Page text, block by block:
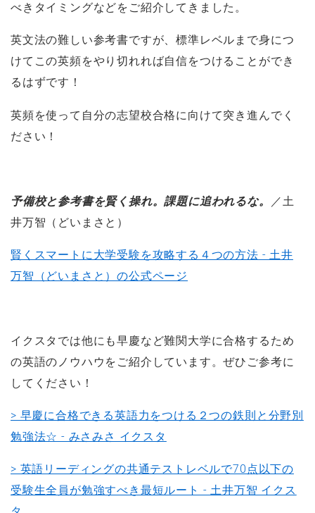
べきタイミングなどをご紹介してきました。
英文法の難しい参考書ですが、標準レベルまで身につ
けてこの英頻をやり切れれば自信をつけることができ
るはずです！
英頻を使って自分の志望校合格に向けて突き進んでく
ださい！
予備校と参考書を賢く操れ。課題に追われるな。
／土
井万智（どいまさと）
賢くスマートに大学受験を攻略する４つの方法 - 土井
万智（どいまさと）の公式ページ
イクスタでは他にも早慶など難関大学に合格するため
の英語のノウハウをご紹介しています。ぜひご参考に
してください！
> 早慶に合格できる英語力をつける２つの鉄則と分野別
勉強法☆ - みさみさ イクスタ
> 英語リーディングの共通テストレベルで70点以下の
受験生全員が勉強すべき最短ルート - 土井万智 イクス